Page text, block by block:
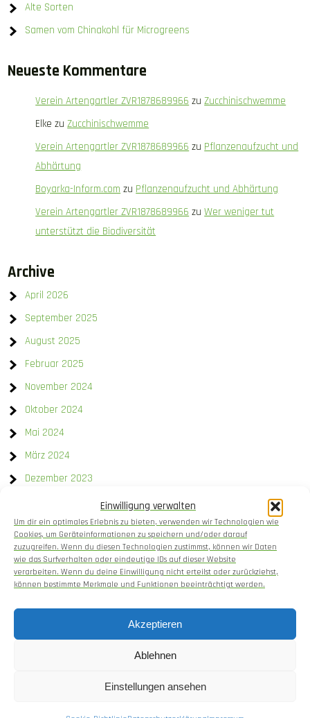
Einwilligung verwalten
Um dir ein optimales Erlebnis zu bieten, verwenden wir Technologien wie
Cookies, um Geräteinformationen zu speichern und/oder darauf
zuzugreifen. Wenn du diesen Technologien zustimmst, können wir Daten
wie das Surfverhalten oder eindeutige IDs auf dieser Website
verarbeiten. Wenn du deine Einwilligung nicht erteilst oder zurückziehst,
können bestimmte Merkmale und Funktionen beeinträchtigt werden.
Akzeptieren
Ablehnen
Einstellungen ansehen
Alte Sorten
Samen vom Chinakohl für Microgreens
Neueste Kommentare
Verein Artengartler ZVR1878689966 zuZucchinischwemme
Elke zuZucchinischwemme
Verein Artengartler ZVR1878689966 zu Pflanzenaufzucht und
Abhärtung
Boyarka-Inform.com zu Pflanzenaufzucht und Abhärtung
Verein Artengartler ZVR1878689966 zuWer weniger tut
unterstützt die Biodiversität
Archive
April 2026
September 2025
August 2025
Februar 2025
November 2024
Oktober 2024
Mai 2024
März 2024
Dezember 2023
Kategorien
Allgemein
Gartengestaltung
Gemüseanbau
Kochen
Setzlinge und Pflanzenaufzucht